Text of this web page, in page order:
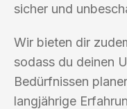
sicher und
Wir bieten dir
sodass du deinen
Bedürfnissen
langjährige